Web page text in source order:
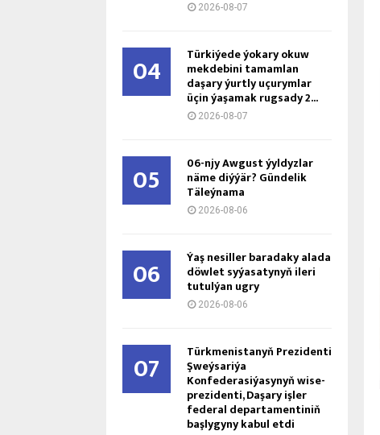
2026-08-07
04 Türkiýede ýokary okuw
mekdebini tamamlan
daşary ýurtly uçurymlar
üçin ýaşamak rugsady 2...
2026-08-07
05 06-njy Awgust ýyldyzlar
näme diýýär? Gündelik
Täleýnama
2026-08-06
06 Ýaş ne­sil­ler ba­ra­da­ky ala­da
döw­let sy­ýa­sa­ty­nyň ile­ri
tu­tul­ýan ug­ry
2026-08-06
07 Türkmenistanyň Prezidenti
Şweýsariýa
Konfederasiýasynyň wise-
prezidenti, Daşary işler
federal departamentiniň
başlygyny kabul etdi